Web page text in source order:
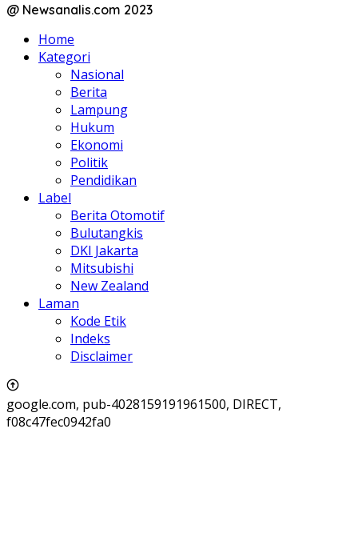
@ Newsanalis.com 2023
Home
Kategori
Nasional
Berita
Lampung
Hukum
Ekonomi
Politik
Pendidikan
Label
Berita Otomotif
Bulutangkis
DKI Jakarta
Mitsubishi
New Zealand
Laman
Kode Etik
Indeks
Disclaimer
google.com, pub-4028159191961500, DIRECT,
f08c47fec0942fa0